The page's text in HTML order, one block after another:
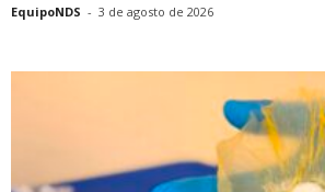
EquipoNDS - 3 de agosto de 2026